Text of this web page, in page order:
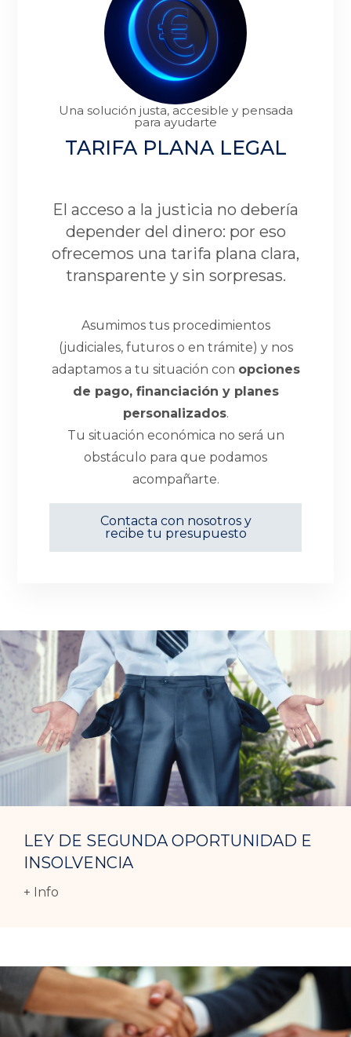
Una solución justa, accesible y pensada
para ayudarte
TARIFA PLANA LEGAL
El acceso a la justicia no debería
depender del dinero: por eso
ofrecemos una tarifa plana clara,
transparente y sin sorpresas.
Asumimos tus procedimientos
(judiciales, futuros o en trámite) y nos
adaptamos a tu situación con opciones
de pago, financiación y planes
personalizados.
Tu situación económica no será un
obstáculo para que podamos
acompañarte.
Contacta con nosotros y
recibe tu presupuesto
LEY DE SEGUNDA OPORTUNIDAD E
INSOLVENCIA
+ Info